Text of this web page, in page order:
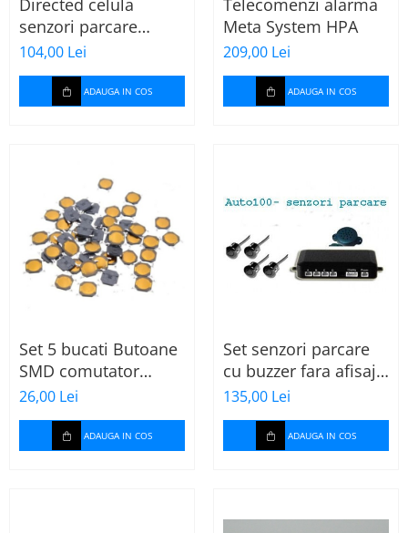
Directed celula
senzori parcare
pentru kit 9401
104,00 Lei
ADAUGA IN COS
Telecomenzi alarma
Meta System HPA
209,00 Lei
ADAUGA IN COS
Set 5 bucati Butoane
SMD comutator
membrana switch
4x4x0.8mm
26,00 Lei
ADAUGA IN COS
Set senzori parcare
cu buzzer fara afisaj
RS-380F
135,00 Lei
ADAUGA IN COS